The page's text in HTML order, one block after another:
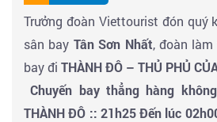
Trưởng đoàn Viettourist đón quý
sân bay Tân Sơn Nhất, đoàn
bay đi THÀNH ĐÔ – THỦ PHỦ
Chuyến bay thẳng hàng
THÀNH ĐÔ :: 21h25 Đến lúc